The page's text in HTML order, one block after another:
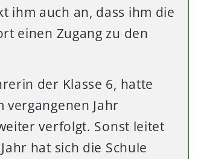
ihm auch an, dass ihm die
einen Zugang zu den
der Klasse 6, hatte
vergangenen Jahr
verfolgt. Sonst leitet
hat sich die Schule